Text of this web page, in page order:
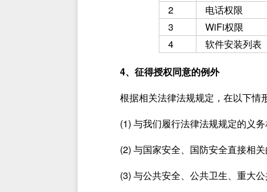
2
电话权限
3
WiFi权限
4
软件安装列表
4、征得授权同意的例外
根据相关法律法规规定，在以下情
(1) 与我们履行法律法规规定的义务
(2) 与国家安全、国防安全直接相关
(3) 与公共安全、公共卫生、重大公